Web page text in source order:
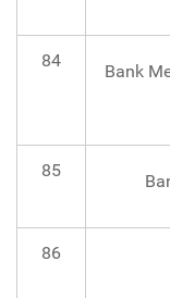
84
Bank
85
86